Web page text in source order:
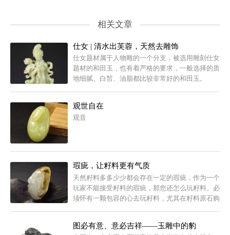
相关文章
仕女 | 清水出芙蓉，天然去雕饰
仕女题材属于人物雕的一个分支，被选用雕刻仕女
题材的和田玉，也有着严格的要求，一般选择的质
地细腻、白皙、油脂都比较非常好的和田玉。
观世自在
观音
瑕疵，让籽料更有气质
天然籽料多多少少都会存在一定的瑕疵，作为一个
玩家不能接受籽料的瑕疵，那您还怎么玩籽料。必
须怀有一颗包容的心去玩籽料，尤其在籽料原石购
图必有意、意必吉祥——玉雕中的豹